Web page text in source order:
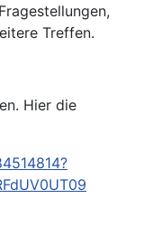
Treffen.
Hier die